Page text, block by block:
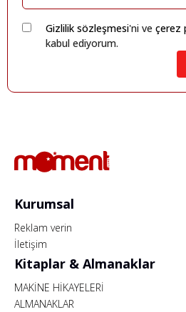
Gizlilik sözleşmesi'ni ve çerez
kabul ediyorum.
Kurumsal
Reklam verin
İletişim
Kitaplar & Almanaklar
MAKİNE HİKAYELERİ
ALMANAKLAR